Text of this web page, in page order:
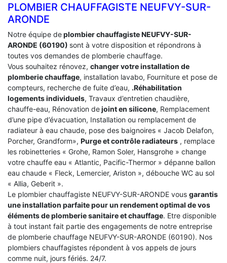
PLOMBIER CHAUFFAGISTE NEUFVY-SUR-
ARONDE
Notre équipe deplombier chauffagiste NEUFVY-SUR-
ARONDE (60190) sont à votre disposition et répondrons à
toutes vos demandes de plomberie chauffage.
Vous souhaitez rénovez, changer votre installation de
plomberie chauffage, installation lavabo, Fourniture et pose de
compteurs, recherche de fuite d’eau, .Réhabilitation
logements individuels, Travaux d’entretien chaudière,
chauffe-eau, Rénovation dejoint en silicone, Remplacement
d’une pipe d’évacuation, Installation ou remplacement de
radiateur à eau chaude, pose des baignoires « Jacob Delafon,
Porcher, Grandform», Purge et contrôle radiateurs , remplace
les robinetteries « Grohe, Ramon Soler, Hansgrohe » change
votre chauffe eau « Atlantic, Pacific-Thermor » dépanne ballon
eau chaude « Fleck, Lemercier, Ariston », débouche WC au sol
« Allia, Geberit ».
Le plombier chauffagiste NEUFVY-SUR-ARONDE vous garantis
une installation parfaite pour un rendement optimal de vos
éléments de plomberie sanitaire et chauffage. Etre disponible
à tout instant fait partie des engagements de notre entreprise
de plomberie chauffage NEUFVY-SUR-ARONDE (60190). Nos
plombiers chauffagistes répondent à vos appels de jours
comme nuit, jours fériés. 24/7.